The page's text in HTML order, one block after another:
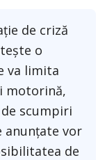
de criză
o
va limita
motorină,
scumpiri
anunțate vor
de